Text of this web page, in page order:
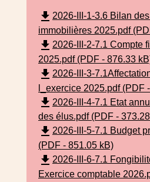
file_download 2026-III-1-3.6 Bilan
immobilières 2025.pdf
file_download 2026-III-2-7.1 Compte
2025.pdf (PDF - 876.33
file_download 2026-III-3-
l_exercice 2025.pdf (PDF
file_download 2026-III-4-7.1 Etat
des élus.pdf (PDF -
file_download 2026-III-5-7.1 Budget
(PDF - 851.05 kB)
file_download 2026-III-6-7.1
Exercice comptable